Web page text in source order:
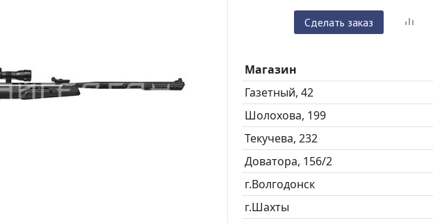
Сделать заказ
Магазин
Газетный, 42
Шолохова, 199
Текучева, 232
Доватора, 156/2
г.Волгодонск
г.Шахты